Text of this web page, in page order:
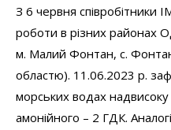
З 6 червня співробітники
роботи в різних районах
м. Малий Фонтан, с.
областю). 11.06.2023 р.
морських водах
амонійного – 2 ГДК.